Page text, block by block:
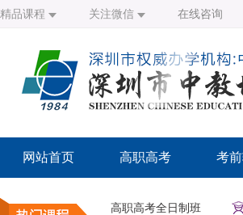
精品课程 关注微信 在线咨询
网站首页 高职高考 考
高职高考全日制班